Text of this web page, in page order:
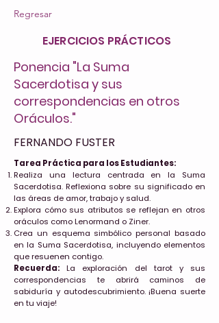
Regresar
EJERCICIOS PRÁCTICOS
Ponencia "La Suma
Sacerdotisa y sus
correspondencias en otros
Oráculos."
FERNANDO FUSTER
Tarea Práctica para los Estudiantes:
Realiza una lectura centrada en la Suma
Sacerdotisa. Reflexiona sobre su significado en
las áreas de amor, trabajo y salud.
Explora cómo sus atributos se reflejan en otros
oráculos como Lenormand o Ziner.
Crea un esquema simbólico personal basado
en la Suma Sacerdotisa, incluyendo elementos
que resuenen contigo.
Recuerda: La exploración del tarot y sus
correspondencias te abrirá caminos de
sabiduría y autodescubrimiento. ¡Buena suerte
en tu viaje!